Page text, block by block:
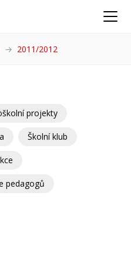
2011/2012
projekty
Školní klub
pedagogů